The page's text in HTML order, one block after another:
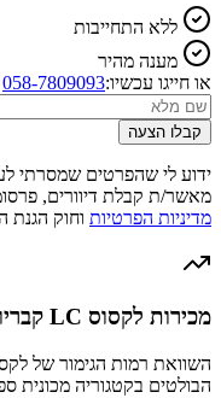
ללא התחייבות
מענה מהיר
או חייגו עכשיו:058-7809093
קבלו הצעה
ידוע לי שהפרטים שמסרתי
מאשר/ת קבלת דיוורים,
מדיניות הפרטיות וחוק הגנת
מכירות לקסוס LC קבריולה 2024 והשוואה למתחרים
הבולטים בקטגוריה מכונית